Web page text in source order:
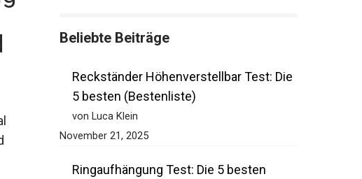
Beliebte Beiträge
Reckständer Höhenverstellbar Test: Die
5 besten (Bestenliste)
von Luca Klein
November 21, 2025
Ringaufhängung Test: Die 5 besten